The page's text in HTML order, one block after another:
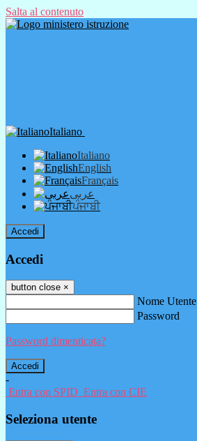
Salta al contenuto
Italiano
Italiano
English
Français
عربى
ਪੰਜਾਬੀ
Accedi
Accedi
button close ×
Nome Utente
Password
Password dimenticata?
-
Entra con SPID Entra con CIE
Seleziona utente